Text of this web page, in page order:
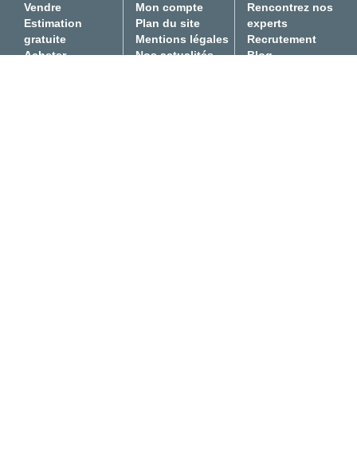
Vendre
Estimation
gratuite
Acheter
Mon compte
Plan du site
Mentions légales
Nos actualités
Rencontrez nos
experts
Recrutement
Blog